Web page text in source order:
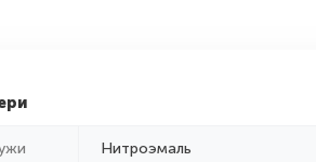
Нитроэмаль